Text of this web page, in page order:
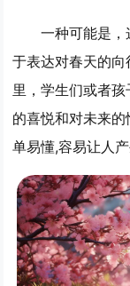
一种可能是
于表达对春天的
里，学生们或者
的喜悦和对未来
单易懂,容易让人产